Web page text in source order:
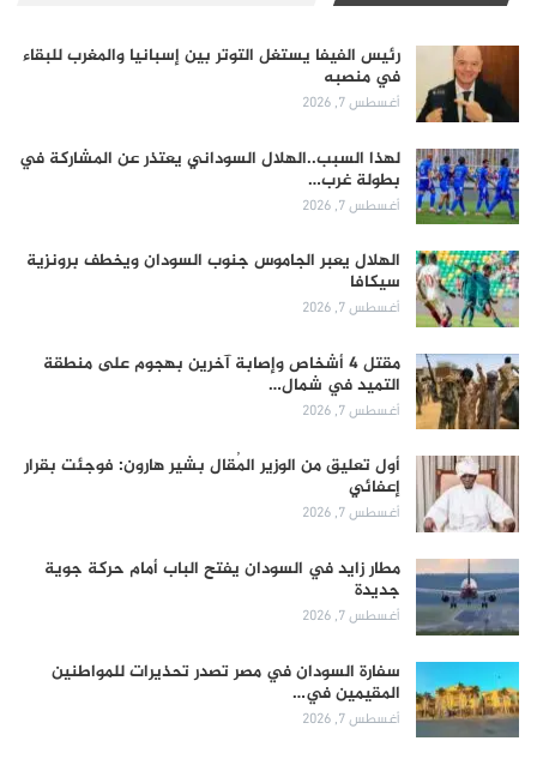
رئيس الفيفا يستغل التوتر بين إسبانيا والمغرب للبقاء
في منصبه
أغسطس 7, 2026
لهذا السبب..الهلال السوداني يعتذر عن المشاركة في
بطولة غرب…
أغسطس 7, 2026
الهلال يعبر الجاموس جنوب السودان ويخطف برونزية
سيكافا
أغسطس 7, 2026
مقتل 4 أشخاص وإصابة آخرين بهجوم على منطقة
التميد في شمال…
أغسطس 7, 2026
أول تعليق من الوزير المُقال بشير هارون: فوجئت بقرار
إعفائي
أغسطس 7, 2026
مطار زايد في السودان يفتح الباب أمام حركة جوية
جديدة
أغسطس 7, 2026
سفارة السودان في مصر تصدر تحذيرات للمواطنين
المقيمين في…
أغسطس 7, 2026